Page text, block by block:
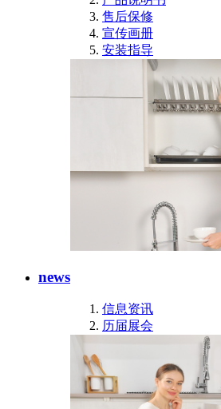
售后保修
宣传画册
安装指导
news
信息资讯
历届展会